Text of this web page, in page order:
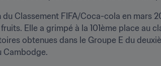
du Classement FIFA/Coca-cola en mars
Elle a grimpé à la 101ème place au
obtenues dans le Groupe E du
Cambodge.